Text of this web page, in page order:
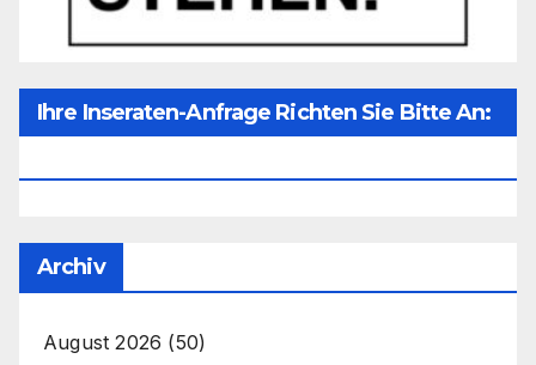
Ihre Inseraten-Anfrage Richten Sie Bitte An:
Archiv
August 2026 (50)